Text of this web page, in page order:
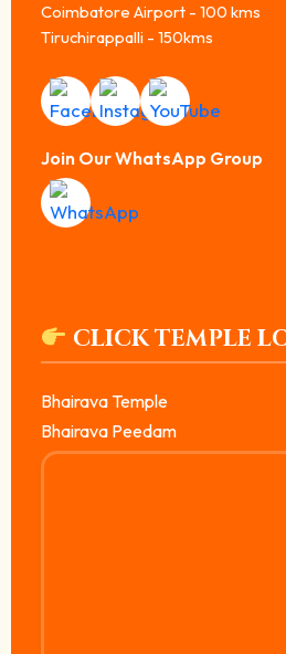
Coimbatore Airport - 100 kms
Tiruchirappalli - 150kms
Join Our WhatsApp Group
CLICK TEMPLE
Bhairava Temple
Bhairava Peedam